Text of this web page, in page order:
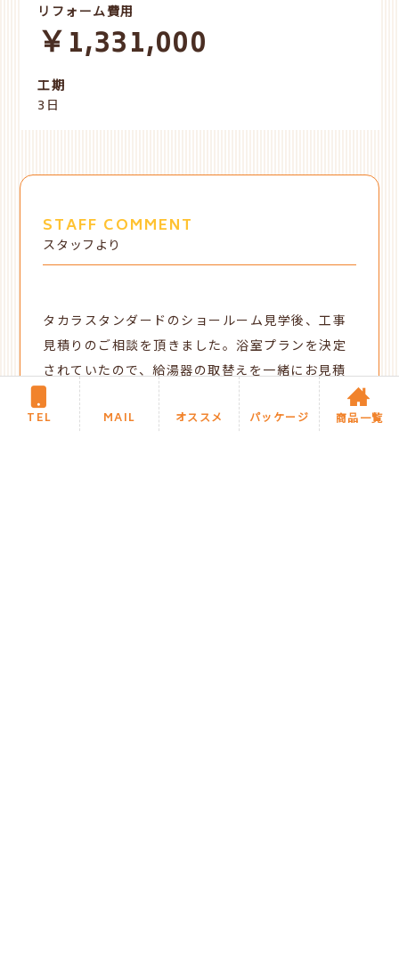
リフォーム費用
￥1,331,000
工期
3日
STAFF COMMENT
スタッフより
タカラスタンダードのショールーム見学後、工事
見積りのご相談を頂きました。浴室プランを決定
されていたので、給湯器の取替えを一緒にお見積
もり後、直ぐに工事ご依頼を頂きました。既存窓
は使用しないので塞ぐことをご希望で、浴室換気
TEL MAIL オススメ パッケージ 商品一覧